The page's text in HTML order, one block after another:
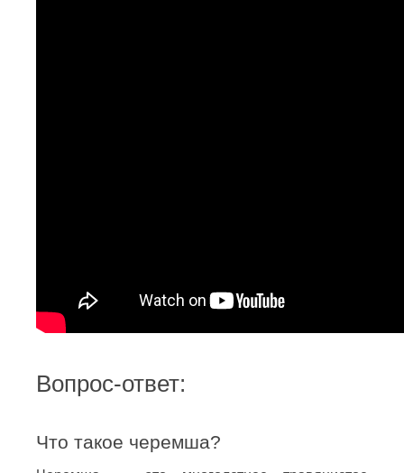
Вопрос-ответ:
Что такое черемша?